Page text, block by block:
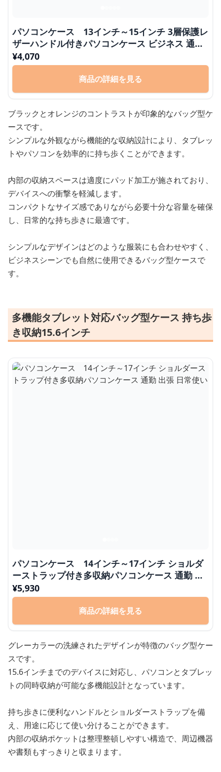
パソコンケース 13インチ～15インチ 3層保護レ
ザーハンドル付きパソコンケース ビジネス 通勤
出張
¥4,070
商品の詳細を見る
ブラックとオレンジのコントラストが印象的なバッグ型ケ
ースです。
シンプルな外観ながら機能的な収納設計により、タブレッ
トやパソコンを効率的に持ち歩くことができます。
内部の収納スペースは適度にパッド加工が施されており、
デバイスへの衝撃を軽減します。
コンパクトなサイズ感でありながら必要十分な容量を確保
し、日常的な持ち歩きに最適です。
シンプルなデザインはどのような服装にも合わせやすく、
ビジネスシーンでも自然に使用できるバッグ型ケースで
す。
多機能タブレット対応バッグ型ケース 持ち歩
き収納15.6インチ
パソコンケース 14インチ～17インチ ショルダ
ーストラップ付き多収納パソコンケース 通勤 出
張 日常使い
¥5,930
商品の詳細を見る
グレーカラーの洗練されたデザインが特徴のバッグ型ケー
スです。
15.6インチまでのデバイスに対応し、パソコンとタブレッ
トの同時収納が可能な多機能設計となっています。
持ち歩きに便利なハンドルとショルダーストラップを備
え、用途に応じて使い分けることができます。
内部の収納ポケットは整理整頓しやすい構造で、周辺機器
や書類もすっきりと収まります。